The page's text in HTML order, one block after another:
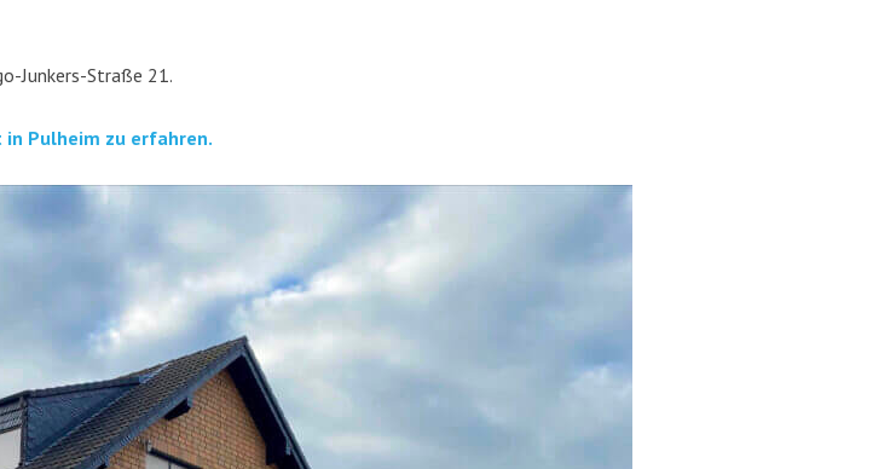
Jun­kers-Stra­ße 21.
Pul­heim zu erfahren.